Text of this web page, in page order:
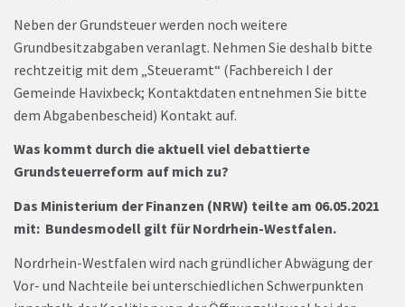
Neben der Grundsteuer werden noch weitere
Grundbesitzabgaben veranlagt. Nehmen Sie deshalb bitte
rechtzeitig mit dem „Steueramt“ (Fachbereich I der
Gemeinde Havixbeck; Kontaktdaten entnehmen Sie bitte
dem Abgabenbescheid) Kontakt auf.
Was kommt durch die aktuell viel debattierte
Grundsteuerreform auf mich zu?
Das Ministerium der Finanzen (NRW) teilte am 06.05.2021
mit: Bundesmodell gilt für Nordrhein-Westfalen.
Nordrhein-Westfalen wird nach gründlicher Abwägung der
Vor- und Nachteile bei unterschiedlichen Schwerpunkten